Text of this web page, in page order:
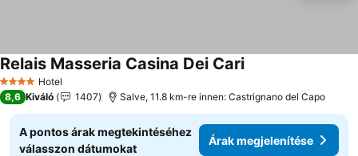
4 KategóriaHotel
Relais Masseria Casina Dei CariÁrak megjelenítése
8,6 Kiváló 1407 Salve, 11.8 km-re innen: Castrignano del Capo
A pontos árak megtekintéséhez
válasszon dátumokat
Árak megjelenítése